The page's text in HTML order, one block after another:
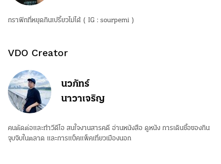
กราฟิกที่หยุดกินเปรี้ยวไม่ได้ ( IG : sourpemi )
VDO Creator
นวภัทร์
นาวาเจริญ
คนตัดต่อและทำวีดีโอ สนใจงานสารคดี อ่านหนังสือ ดูหนัง การเดินซื้อของกิน
จุบจิบในตลาด และการแบ็คแพ็คเที่ยวเมืองนอก